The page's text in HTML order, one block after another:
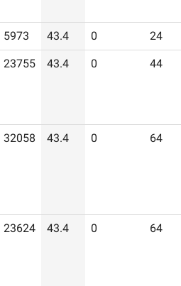
5973 43.4 0 24
23755 43.4 0 44
32058 43.4 0 64
23624 43.4 0 64